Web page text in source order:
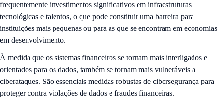
frequentemente investimentos significativos em infraestruturas
tecnológicas e talentos, o que pode constituir uma barreira para
instituições mais pequenas ou para as que se encontram em economias
em desenvolvimento.
À medida que os sistemas financeiros se tornam mais interligados e
orientados para os dados, também se tornam mais vulneráveis a
ciberataques. São essenciais medidas robustas de cibersegurança para
proteger contra violações de dados e fraudes financeiras.